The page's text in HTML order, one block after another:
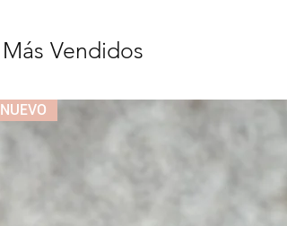
Más Vendidos
NUEVO